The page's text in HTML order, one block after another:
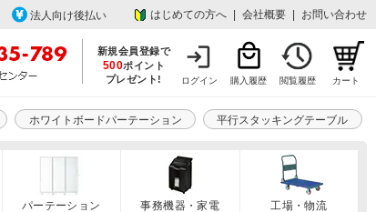
法人向け後払い はじめての方へ 会社概要 お問い合わせ
新規会員登録で
500ポイント
プレゼント!
ログイン 購入履歴 閲覧履歴 カート
ホワイトボードパーテーション 平行スタッキングテーブル
パーテーション 事務機器・家電 工場・物流